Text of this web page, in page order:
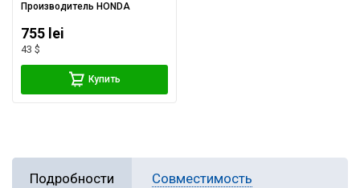
Производитель HONDA
755 lei
43 $
Купить
Подробности Совместимость